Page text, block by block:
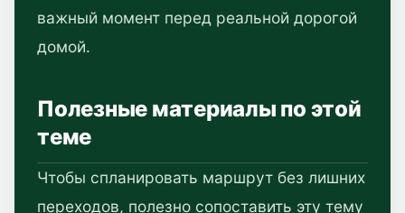
важный момент перед реальной дорогой
домой.
Полезные материалы по этой
теме
Чтобы спланировать маршрут без лишних
переходов, полезно сопоставить эту тему